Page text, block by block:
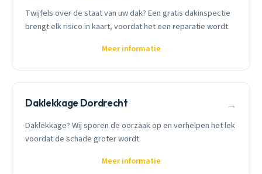
Twijfels over de staat van uw dak? Een gratis dakinspectie
brengt elk risico in kaart, voordat het een reparatie wordt.
Meer informatie
Daklekkage Dordrecht →
Daklekkage? Wij sporen de oorzaak op en verhelpen het lek
voordat de schade groter wordt.
Meer informatie